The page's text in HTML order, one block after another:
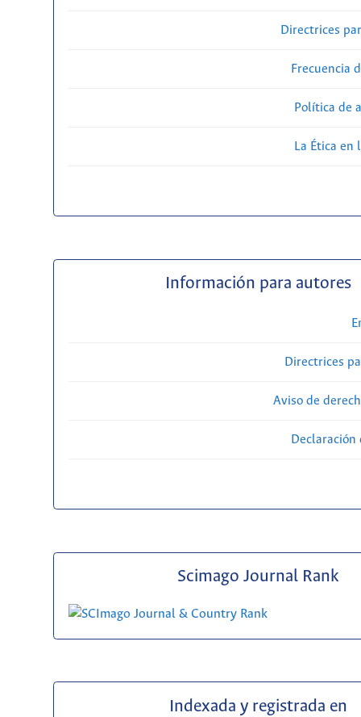
Directrices
Frecuencia
Política de
La Ética en
Información para autores
Directrices
Aviso de
Scimago Journal Rank
Indexada y registrada en